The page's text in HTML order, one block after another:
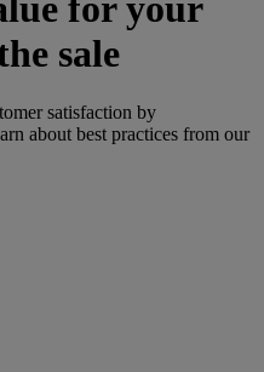
sale
satisfaction by
about best practices from our